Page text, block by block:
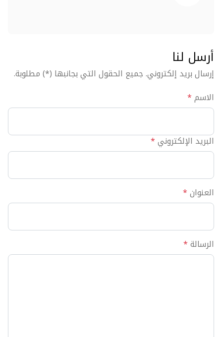
أرسل لنا
إرسال بريد إلكتروني. جميع الحقول التي بجانبها (*) مطلوبة.
الاسم*
البريد الإلكتروني*
العنوان*
الرسالة*